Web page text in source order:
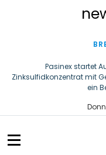
t
Pasinex startet
Zinksulfidkonzentrat mit
ein
Steigende
der